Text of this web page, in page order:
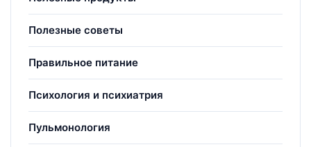
Полезные советы
Правильное питание
Психология и психиатрия
Пульмонология